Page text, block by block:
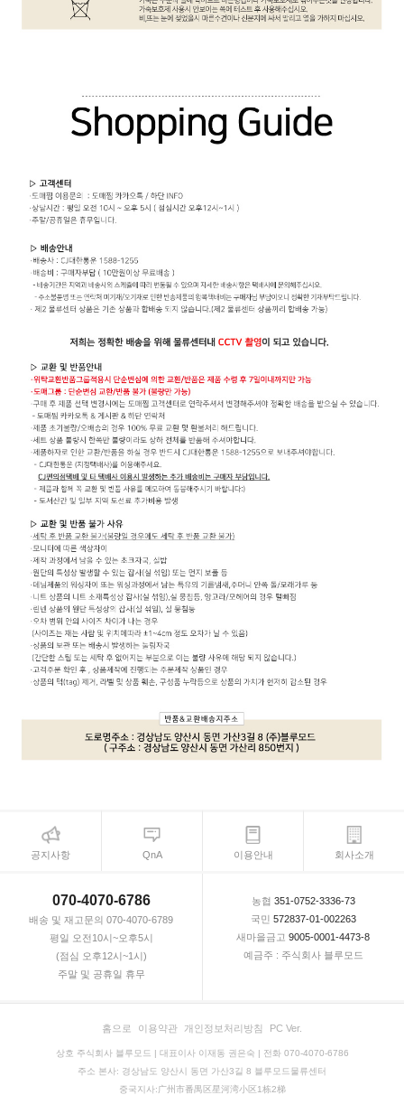
공지사항 QnA 이용안내 회사소개
070-4070-6786
배송 및 재고문의 070-4070-6789
평일 오전10시~오후5시
(점심 오후12시~1시)
주말 및 공휴일 휴무
농협 351-0752-3336-73
국민 572837-01-002263
새마을금고 9005-0001-4473-8
예금주 : 주식회사 블루모드
홈으로 이용약관 개인정보처리방침 PC Ver.
상호 주식회사 블루모드 | 대표이사 이재동 권은숙 | 전화 070-4070-6786
주소 본사: 경상남도 양산시 동면 가산3길 8 블루모드물류센터
중국지사:广州市番禺区星河湾小区1栋2梯